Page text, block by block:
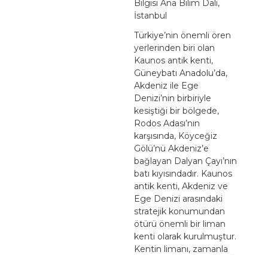
Bilgisi Ana Bilim Dalı,
İstanbul
Türkiye’nin önemli ören
yerlerinden biri olan
Kaunos antik kenti,
Güneybatı Anadolu’da,
Akdeniz ile Ege
Denizi’nin birbiriyle
kesiştiği bir bölgede,
Rodos Adası’nın
karşısında, Köyceğiz
Gölü’nü Akdeniz’e
bağlayan Dalyan Çayı’nın
batı kıyısındadır. Kaunos
antik kenti, Akdeniz ve
Ege Denizi arasındaki
stratejik konumundan
ötürü önemli bir liman
kenti olarak kurulmuştur.
Kentin limanı, zamanla